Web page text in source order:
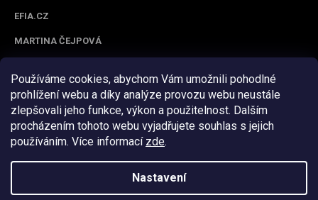
Používáme cookies, abychom Vám umožnili pohodlné
prohlížení webu a díky analýze provozu webu neustále
zlepšovali jeho funkce, výkon a použitelnost. Dalším
procházením tohoto webu vyjadřujete souhlas s jejich
používáním. Více informací zde.
Nastavení
om/sc
EFIA.CZ
MARTINA ČEJPOVÁ
Vytvořil Shoptet